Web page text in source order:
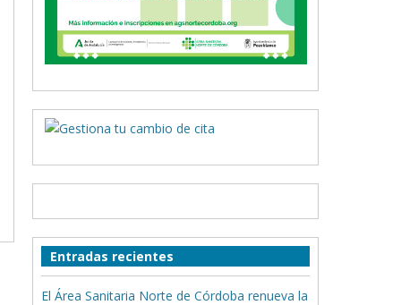
Entradas recientes
El Área Sanitaria Norte de Córdoba renueva la